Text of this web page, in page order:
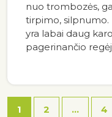
nuo trombozės,
tirpimo, silpnumo.
yra labai daug
pagerinančio
1 2 … 4